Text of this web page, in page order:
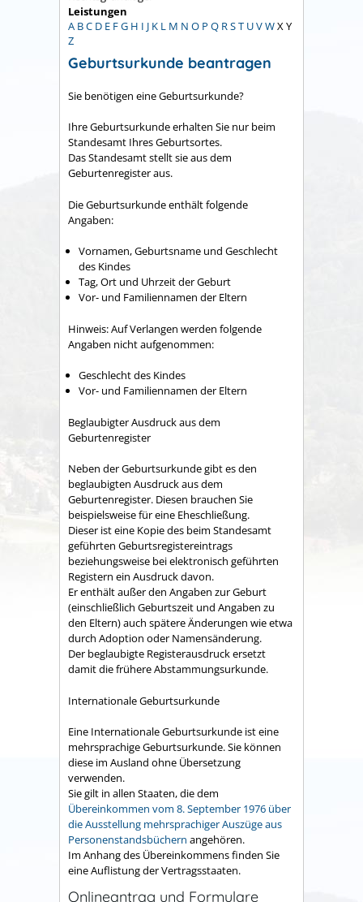
Leistungen
A BC D E FG H I J K L M N O P Q RST UVWX Y
Z
Geburtsurkunde beantragen
Sie benötigen eine Geburtsurkunde?
Ihre Geburtsurkunde erhalten Sie nur beim
Standesamt Ihres Geburtsortes.
Das Standesamt stellt sie aus dem
Geburtenregister aus.
Die Geburtsurkunde enthält folgende
Angaben:
Vornamen, Geburtsname und Geschlecht
des Kindes
Tag, Ort und Uhrzeit der Geburt
Vor- und Familiennamen der Eltern
Hinweis: Auf Verlangen werden folgende
Angaben nicht aufgenommen:
Geschlecht des Kindes
Vor- und Familiennamen der Eltern
Beglaubigter Ausdruck aus dem
Geburtenregister
Neben der Geburtsurkunde gibt es den
beglaubigten Ausdruck aus dem
Geburtenregister. Diesen brauchen Sie
beispielsweise für eine Eheschließung.
Dieser ist eine Kopie des beim Standesamt
geführten Geburtsregistereintrags
beziehungsweise bei elektronisch geführten
Registern ein Ausdruck davon.
Er enthält außer den Angaben zur Geburt
(einschließlich Geburtszeit und Angaben zu
den Eltern) auch spätere Änderungen wie etwa
durch Adoption oder Namensänderung.
Der beglaubigte Registerausdruck ersetzt
damit die frühere Abstammungsurkunde.
Internationale Geburtsurkunde
Eine Internationale Geburtsurkunde ist eine
mehrsprachige Geburtsurkunde. Sie können
diese im Ausland ohne Übersetzung
verwenden.
Sie gilt in allen Staaten, die dem
Übereinkommen vom 8. September 1976 über
die Ausstellung mehrsprachiger Auszüge aus
Personenstandsbüchern angehören.
Im Anhang des Übereinkommens finden Sie
eine Auflistung der Vertragsstaaten.
Onlineantrag und Formulare